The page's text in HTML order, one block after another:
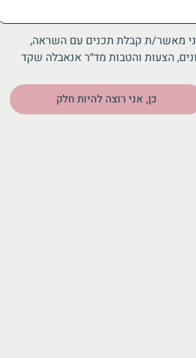
מאשר/ת קבלת תכנים עם השראה,
הצעות והטבות מד״ר אנאבלה שקד
כן, אני רוצה להיות חלק